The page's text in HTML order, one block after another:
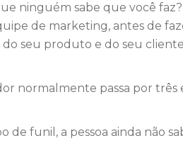
ninguém sabe que você faz?
de marketing, antes de
seu produto e do seu
normalmente passa por três
de funil, a pessoa ainda não